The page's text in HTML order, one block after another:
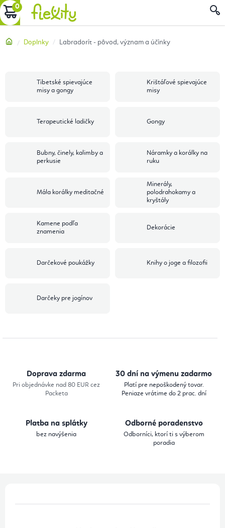
Prejsť
na
NÁKUPNÝ
DomovDoplnky Labradorit - pôvod, význam a účinky
Tibetské spievajúce
misy a gongy
Krištáľové spievajúce
misy
Terapeutické ladičky Gongy
Bubny, činely, kalimby a
perkusie
Náramky a korálky na
ruku
Mála korálky meditačné
Minerály,
polodrahokamy a
kryštály
Kamene podľa
znamenia
Dekorácie
Darčekové poukážky Knihy o joge a filozofii
Darčeky pre jogínov
Doprava zdarma
Pri objednávke nad 80 EUR cez
Packeta
30 dní na výmenu zadarmo
Platí pre nepoškodený tovar.
Peniaze vrátime do 2 prac. dní
Platba na splátky
bez navýšenia
Odborné poradenstvo
Odborníci, ktorí ti s výberom
poradia